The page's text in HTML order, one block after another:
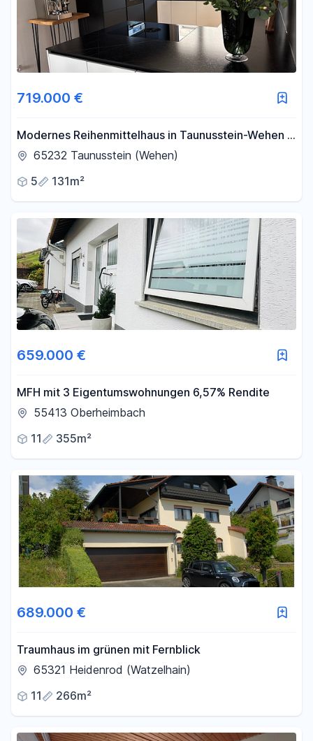
719.000 €
Modernes Reihenmittelhaus in Taunusstein-Wehen –
neuwertig, familienfreundlich & provisionsfrei von
65232 Taunusstein (Wehen)
5
131m²
659.000 €
MFH mit 3 Eigentumswohnungen 6,57% Rendite
55413 Oberheimbach
11
355m²
689.000 €
Traumhaus im grünen mit Fernblick
65321 Heidenrod (Watzelhain)
11
266m²